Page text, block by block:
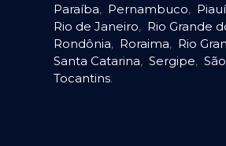
Paraíba, Pernambuco, Piauí
Rio de Janeiro, Rio Grande
Rondônia, Roraima, Rio
Santa Catarina, Sergipe,
Tocantins.